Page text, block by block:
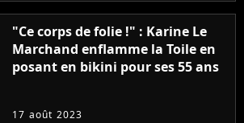
"Ce corps de folie !" : Karine Le
Marchand enflamme la Toile en
posant en bikini pour ses 55 ans
17 août 2023